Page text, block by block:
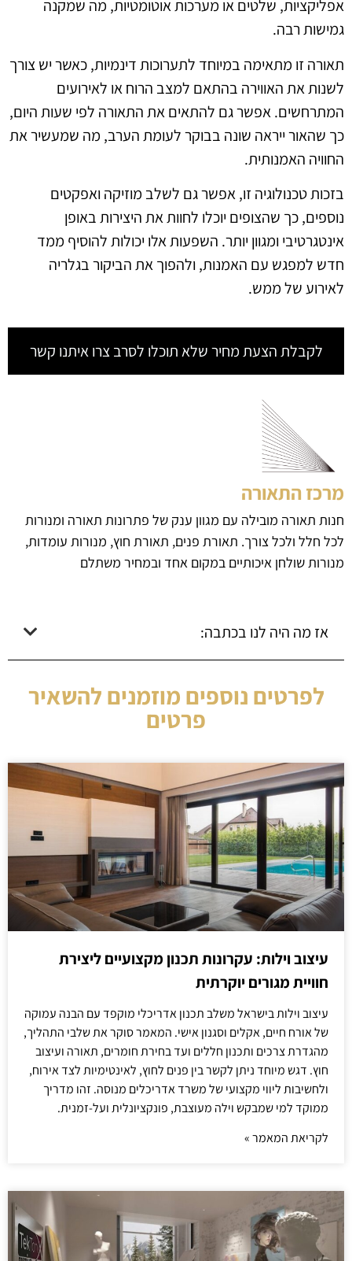
אפליקציות, שלטים או מערכות אוטומטיות, מה שמקנה
גמישות רבה.
תאורה זו מתאימה במיוחד לתערוכות דינמיות, כאשר יש צורך
לשנות את האווירה בהתאם למצב הרוח או לאירועים
המתרחשים. אפשר גם להתאים את התאורה לפי שעות היום,
כך שהאור ייראה שונה בבוקר לעומת הערב, מה שמעשיר את
החוויה האמנותית.
בזכות טכנולוגיה זו, אפשר גם לשלב מוזיקה ואפקטים
נוספים, כך שהצופים יוכלו לחוות את היצירות באופן
אינטגרטיבי ומגוון יותר. השפעות אלו יכולות להוסיף ממד
חדש למפגש עם האמנות, ולהפוך את הביקור בגלריה
לאירוע של ממש.
לקבלת הצעת מחיר שלא תוכלו לסרב צרו איתנו קשר
מרכז התאורה
חנות תאורה מובילה עם מגוון ענק של פתרונות תאורה ומנורות
לכל חלל ולכל צורך. תאורת פנים, תאורת חוץ, מנורות עומדות,
מנורות שולחן איכותיים במקום אחד ובמחיר משתלם
אז מה היה לנו בכתבה:
לפרטים נוספים מוזמנים להשאיר
פרטים
עיצוב וילות: עקרונות תכנון מקצועיים ליצירת
חוויית מגורים יוקרתית
עיצוב וילות בישראל משלב תכנון אדריכלי מוקפד עם הבנה עמוקה
של אורח חיים, אקלים וסגנון אישי. המאמר סוקר את שלבי התהליך,
מהגדרת צרכים ותכנון חללים ועד בחירת חומרים, תאורה ועיצוב
חוץ. דגש מיוחד ניתן לקשר בין פנים לחוץ, לאינטימיות לצד אירוח,
ולחשיבות ליווי מקצועי של משרד אדריכלים מנוסה. זהו מדריך
ממוקד למי שמבקש וילה מעוצבת, פונקציונלית ועל-זמנית.
לקריאת המאמר »